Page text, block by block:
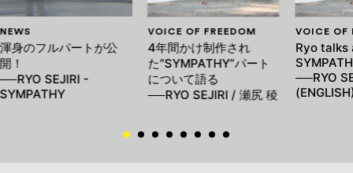
NEWS
渾身のフルパートが公
開！
──RYO SEJIRI -
SYMPATHY
VOICE OF FREEDOM
4年間かけ制作され
た“SYMPATHY”パート
について語る
──RYO SEJIRI / 瀬尻 稜
VOICE OF
Ryo talks
──RYO